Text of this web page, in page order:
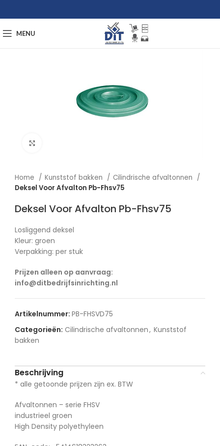
MENU
Home Kunststof bakken
Cilindrische afvaltonnen
Deksel Voor Afvalton Pb-Fhsv75
Deksel Voor Afvalton Pb-Fhsv75
Losliggend deksel
Kleur: groen
Verpakking: per stuk
Prijzen alleen op aanvraag:
info@ditbedrijfsinrichting.nl
Artikelnummer: PB-FHSVD75
Categorieën: Cilindrische afvaltonnen, Kunststof
bakken
Beschrijving
* alle getoonde prijzen zijn ex. BTW
Afvaltonnen – serie FHSV
industrieel groen
High Density polyethyleen